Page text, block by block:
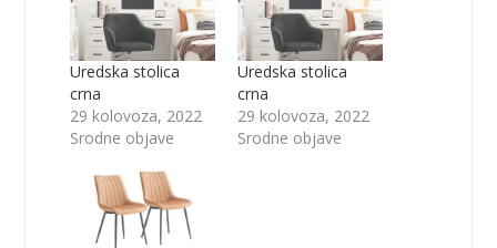
Uredska stolica
crna
29 kolovoza, 2022
Srodne objave
Uredska stolica
crna
29 kolovoza, 2022
Srodne objave